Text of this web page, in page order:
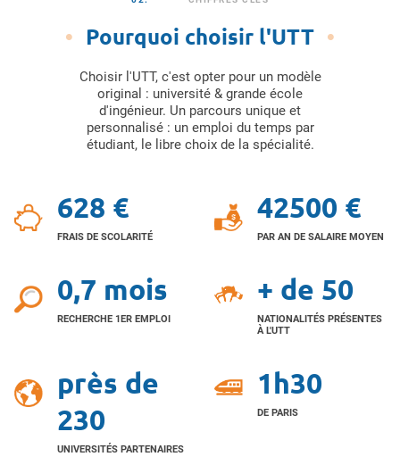
Pourquoi choisir l'UTT
Choisir l'UTT, c'est opter pour un modèle
original : université & grande école
d'ingénieur. Un parcours unique et
personnalisé : un emploi du temps par
étudiant, le libre choix de la spécialité.
628 €
FRAIS DE SCOLARITÉ
42500 €
PAR AN DE SALAIRE MOYEN
0,7 mois
RECHERCHE 1ER EMPLOI
+ de 50
NATIONALITÉS PRÉSENTES
À L'UTT
près de
230
UNIVERSITÉS PARTENAIRES
1h30
DE PARIS